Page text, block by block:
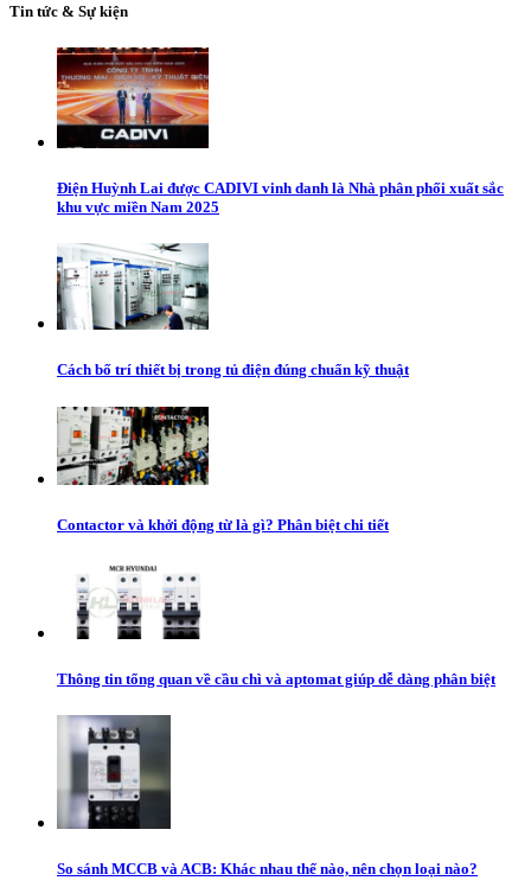
Tin tức & Sự kiện
Điện Huỳnh Lai được CADIVI vinh danh là Nhà phân phối xuất sắc
khu vực miền Nam 2025
Cách bố trí thiết bị trong tủ điện đúng chuẩn kỹ thuật
Contactor và khởi động từ là gì? Phân biệt chi tiết
Thông tin tổng quan về cầu chì và aptomat giúp dễ dàng phân biệt
So sánh MCCB và ACB: Khác nhau thế nào, nên chọn loại nào?